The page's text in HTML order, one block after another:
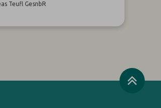
Teufl GesnbR